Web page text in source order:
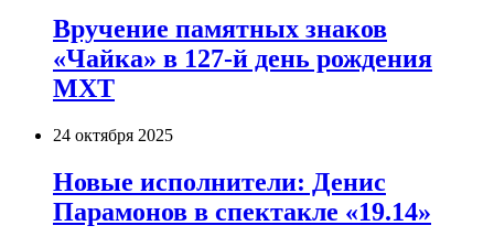
Вручение памятных знаков
«Чайка» в 127-й день рождения
МХТ
24 октября 2025
Новые исполнители: Денис
Парамонов в спектакле «19.14»